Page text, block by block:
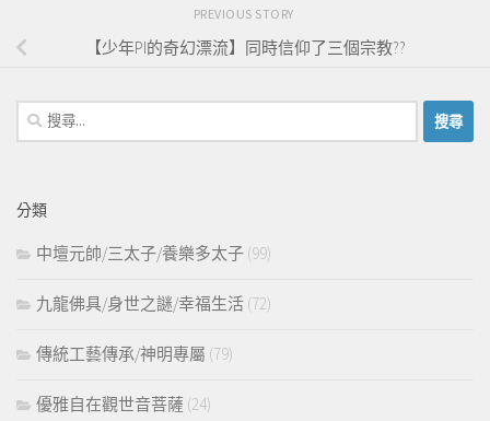
PREVIOUS STORY
【少年PI的奇幻漂流】同時信仰了三個宗教??
搜
尋
字:
分類
中壇元帥/三太子/養樂多太子 (99)
九龍佛具/身世之謎/幸福生活 (72)
傳統工藝傳承/神明專屬 (79)
優雅自在觀世音菩薩 (24)